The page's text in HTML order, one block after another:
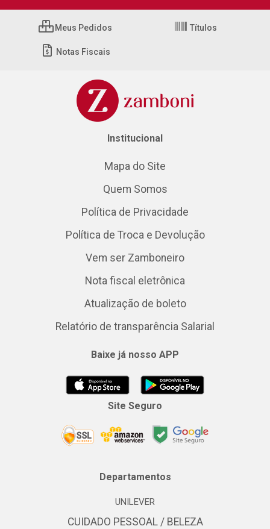
Meus Pedidos Títulos
Notas Fiscais
Institucional
Mapa do Site
Quem Somos
Política de Privacidade
Política de Troca e Devolução
Vem ser Zamboneiro
Nota fiscal eletrônica
Atualização de boleto
Relatório de transparência Salarial
Baixe já nosso APP
Site Seguro
Departamentos
UNILEVER
CUIDADO PESSOAL / BELEZA